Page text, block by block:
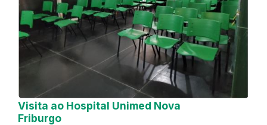
Visita ao Hospital Unimed Nova
Friburgo